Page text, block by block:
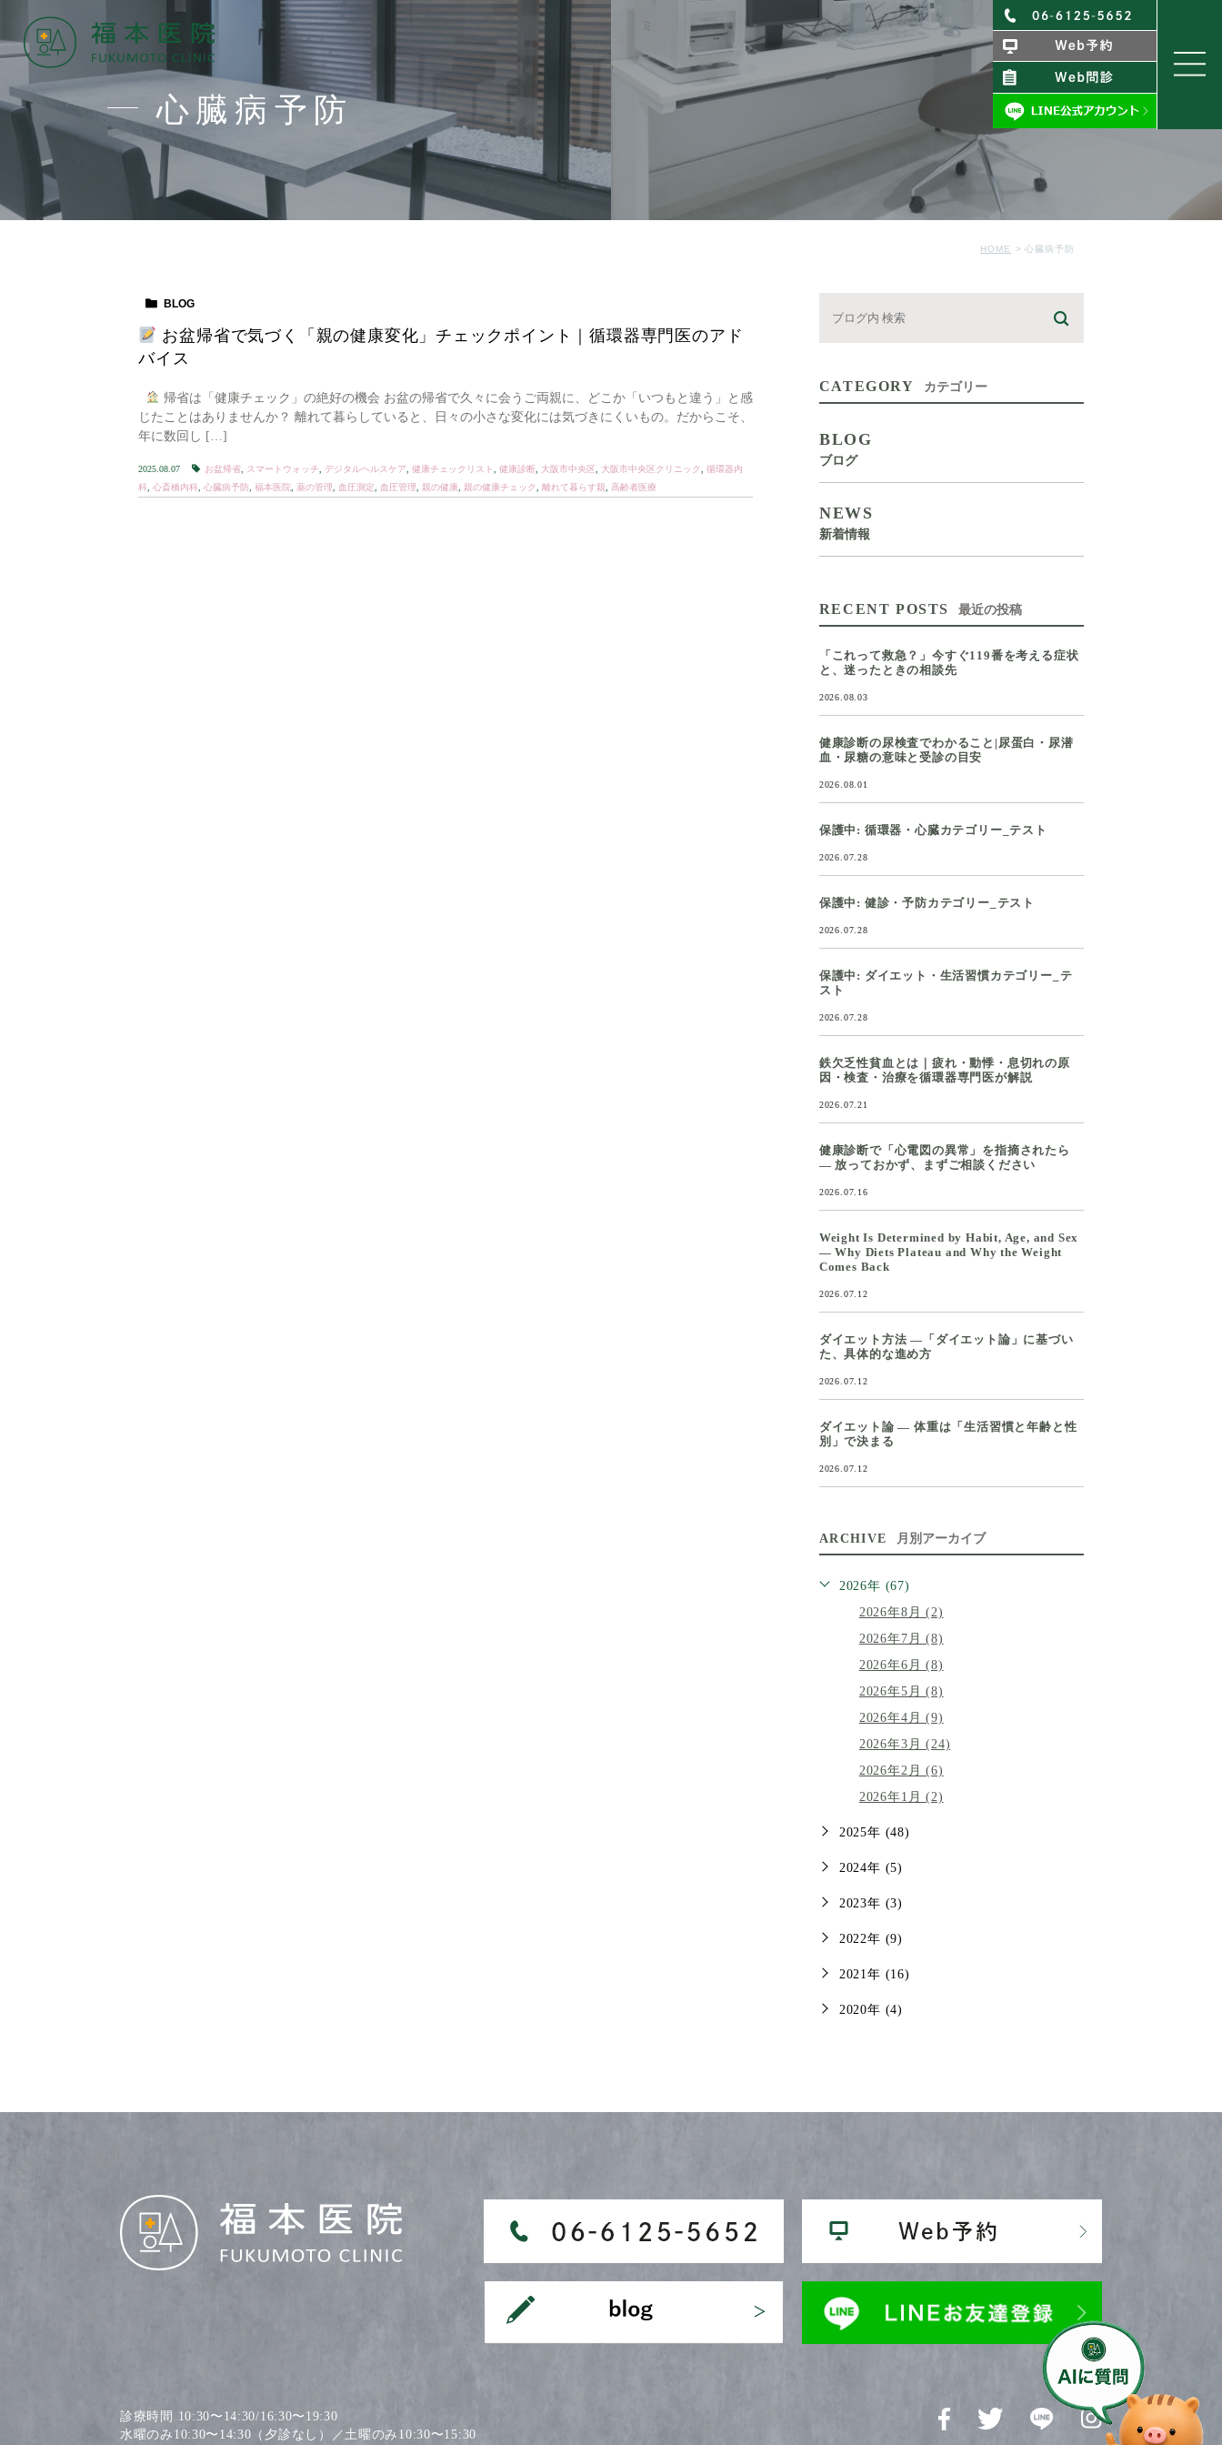
心臓病予防
HOME 心臓病予防
BLOG
お盆帰省で気づく「親の健康変化」チェックポイント｜循環器専門医のアド
バイス
帰省は「健康チェック」の絶好の機会 お盆の帰省で久々に会うご両親に、どこか「いつもと違う」と感
じたことはありませんか？ 離れて暮らしていると、日々の小さな変化には気づきにくいもの。だからこそ、
年に数回し […]
2025.08.07 お盆帰省 スマートウォッチ デジタルヘルスケア 健康チェックリスト 健康診断 大阪市中央区 大阪市中央区クリニック
循環器内
科 心斎橋内科 心臓病予防 福本医院 薬の管理 血圧測定 血圧管理 親の健康 親の健康チェック 離れて暮らす親 高齢者医療
CATEGORY カテゴリー
BLOG
ブログ
NEWS
新着情報
RECENT POSTS 最近の投稿
「これって救急？」今すぐ119番を考える症状
と、迷ったときの相談先
2026.08.03
健康診断の尿検査でわかること|尿蛋白・尿潜
血・尿糖の意味と受診の目安
2026.08.01
保護中: 循環器・心臓カテゴリー_テスト
2026.07.28
保護中: 健診・予防カテゴリー_テスト
2026.07.28
保護中: ダイエット・生活習慣カテゴリー_テ
スト
2026.07.28
鉄欠乏性貧血とは｜疲れ・動悸・息切れの原
因・検査・治療を循環器専門医が解説
2026.07.21
健康診断で「心電図の異常」を指摘されたら
― 放っておかず、まずご相談ください
2026.07.16
Weight Is Determined by Habit, Age, and Sex
— Why Diets Plateau and Why the Weight
Comes Back
2026.07.12
ダイエット方法 ―「ダイエット論」に基づい
た、具体的な進め方
2026.07.12
ダイエット論 ― 体重は「生活習慣と年齢と性
別」で決まる
2026.07.12
ARCHIVE 月別アーカイブ
2026年 (67)
2026年8月 (2)
2026年7月 (8)
2026年6月 (8)
2026年5月 (8)
2026年4月 (9)
2026年3月 (24)
2026年2月 (6)
2026年1月 (2)
2025年 (48)
2024年 (5)
2023年 (3)
2022年 (9)
2021年 (16)
2020年 (4)
診療時間 10:30〜14:30/16:30〜19:30
水曜のみ10:30〜14:30（夕診なし）／土曜のみ10:30〜15:30